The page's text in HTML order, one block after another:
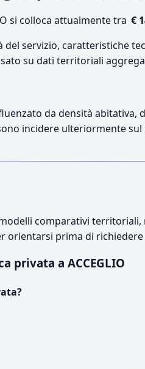
si colloca attualmente tra €
servizio, caratteristiche
su dati territoriali
da densità
incidere ulteriormente sul
comparativi
prima di
privata a ACCEGLIO